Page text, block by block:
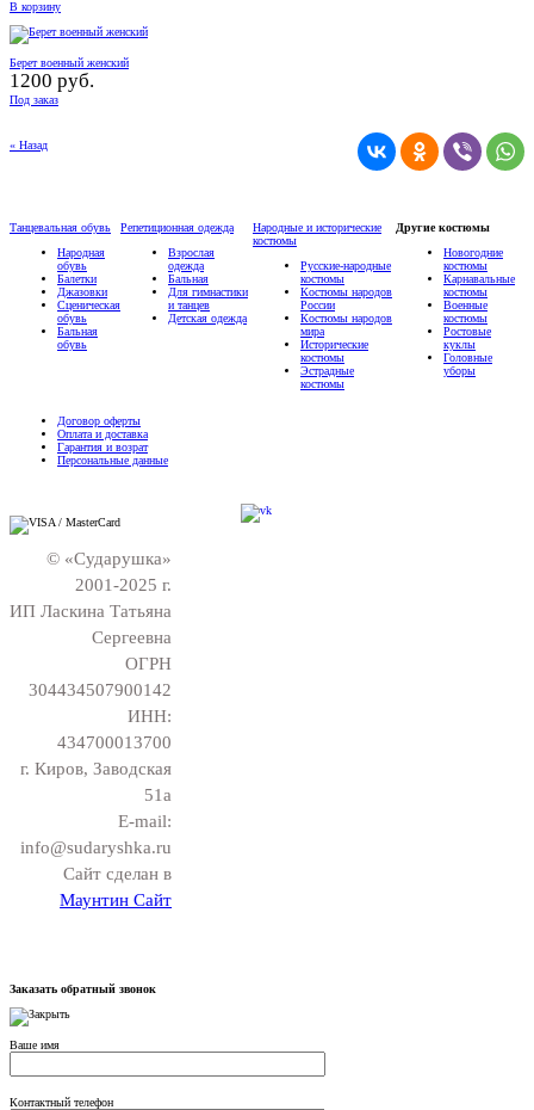
В корзину
Берет военный женский
1200 руб.
Под заказ
« Назад
Танцевальная обувь
Народная
обувь
Балетки
Джазовки
Сценическая
обувь
Бальная
обувь
Репетиционная одежда
Взрослая
одежда
Бальная
Для гимнастики
и танцев
Детская одежда
Народные и исторические
костюмы
Русские-народные
костюмы
Костюмы народов
России
Костюмы народов
мира
Исторические
костюмы
Эстрадные
костюмы
Другие костюмы
Новогодние
костюмы
Карнавальные
костюмы
Военные
костюмы
Ростовые
куклы
Головные
уборы
Договор оферты
Оплата и доставка
Гарантия и возрат
Персональные данные
© «Сударушка»
2001-2025 г.
ИП Ласкина Татьяна
Сергеевна
ОГРН
304434507900142
ИНН:
434700013700
г. Киров, Заводская
51а
E-mail:
info@sudaryshka.ru
Сайт сделан в
Маунтин Сайт
Заказать обратный звонок
Ваше имя
Контактный телефон